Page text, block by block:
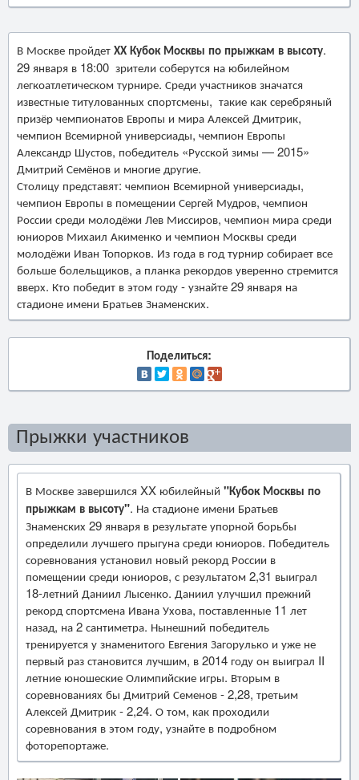
В Москве пройдетХХ Кубок Москвы по прыжкам в высоту.
29 января в 18:00 зрители соберутся на юбилейном
легкоатлетическом турнире. Среди участников значатся
известные титулованных спортсмены, такие как серебряный
призёр чемпионатов Европы и мира Алексей Дмитрик,
чемпион Всемирной универсиады, чемпион Европы
Александр Шустов, победитель «Русской зимы — 2015»
Дмитрий Семёнов и многие другие.
Столицу представят: чемпион Всемирной универсиады,
чемпион Европы в помещении Сергей Мудров, чемпион
России среди молодёжи Лев Миссиров, чемпион мира среди
юниоров Михаил Акименко и чемпион Москвы среди
молодёжи Иван Топорков. Из года в год турнир собирает все
больше болельщиков, а планка рекордов уверенно стремится
вверх. Кто победит в этом году - узнайте 29 января на
стадионе имени Братьев Знаменских.
Поделиться:
Прыжки участников
В Москве завершился XX юбилейный "Кубок Москвы по
прыжкам в высоту". На стадионе имени Братьев
Знаменских 29 января в результате упорной борьбы
определили лучшего прыгуна среди юниоров. Победитель
соревнования установил новый рекорд России в
помещении среди юниоров, с результатом 2,31 выиграл
18-летний Даниил Лысенко. Даниил улучшил прежний
рекорд спортсмена Ивана Ухова, поставленные 11 лет
назад, на 2 сантиметра. Нынешний победитель
тренируется у знаменитого Евгения Загорулько и уже не
первый раз становится лучшим, в 2014 году он выиграл II
летние юношеские Олимпийские игры. Вторым в
соревнованиях бы Дмитрий Семенов - 2,28, третьим
Алексей Дмитрик - 2,24. О том, как проходили
соревнования в этом году, узнайте в подробном
фоторепортаже.